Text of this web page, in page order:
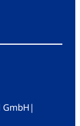
|